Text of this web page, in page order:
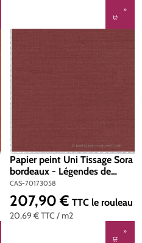
Papier peint Uni Tissage Sora
bordeaux - Légendes de
Casamance | Réf. CAS-
70173058
CAS-70173058
20,69 €TTC / m2
Prix régulier :
207,90 € TTC le rouleau